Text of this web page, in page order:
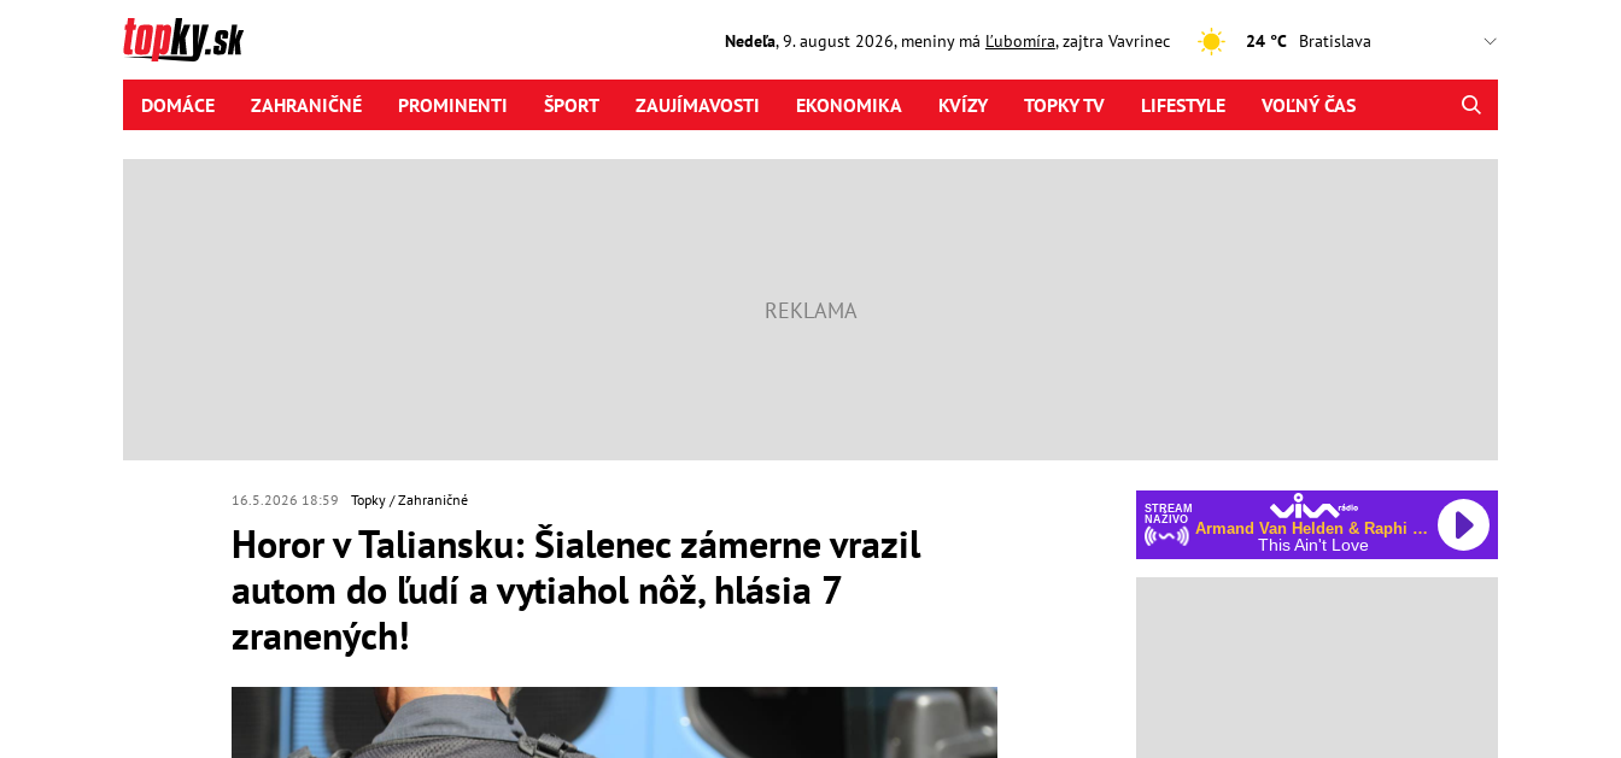
Nedeľa,9. august2026, meniny má Ľubomíra, zajtra Vavrinec 24 °C
DOMÁCE ZAHRANIČNÉ PROMINENTI ŠPORT ZAUJÍMAVOSTI EKONOMIKA KVÍZY TOPKY TV LIFESTYLE VOĽNÝ ČAS
16.5.2026 18:59 Topky Zahraničné
Horor v Taliansku: Šialenec zámerne vrazil
autom do ľudí a vytiahol nôž, hlásia 7
zranených!
STREAM
NAŽIVO
Armand Van Helden & Raphi & George Reid
This Ain't Love